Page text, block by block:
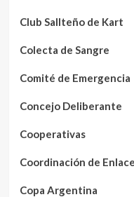
Club Sallteño de Kart
Colecta de Sangre
Comité de Emergencia
Concejo Deliberante
Cooperativas
Coordinación de
Copa Argentina